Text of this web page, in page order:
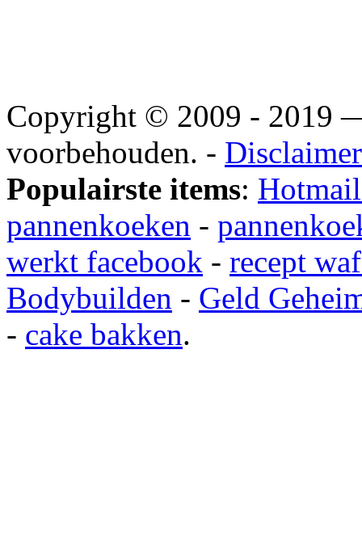
Copyright © 2009 - 2019
voorbehouden. - Disclaimer
Populairste items:
pannenkoeken -
werkt facebook - recept
Bodybuilden - Geld
- cake bakken.